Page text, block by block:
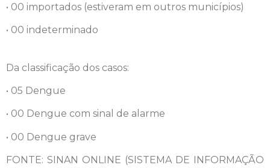
• 00 importados (estiveram em outros municípios)
• 00 indeterminado
Da classificação dos casos:
• 05 Dengue
• 00 Dengue com sinal de alarme
• 00 Dengue grave
FONTE: SINAN ONLINE (SISTEMA DE INFORMAÇÃO